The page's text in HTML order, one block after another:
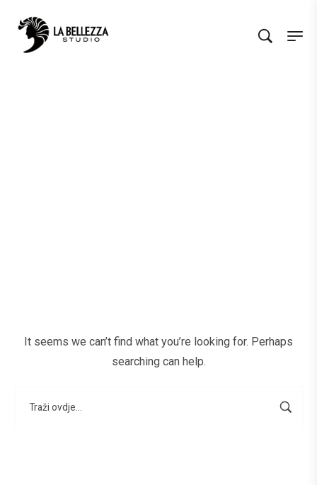
It seems we can’t find what you’re looking for. Perhaps
searching can help.